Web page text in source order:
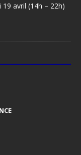
19 avril (14h – 22h)